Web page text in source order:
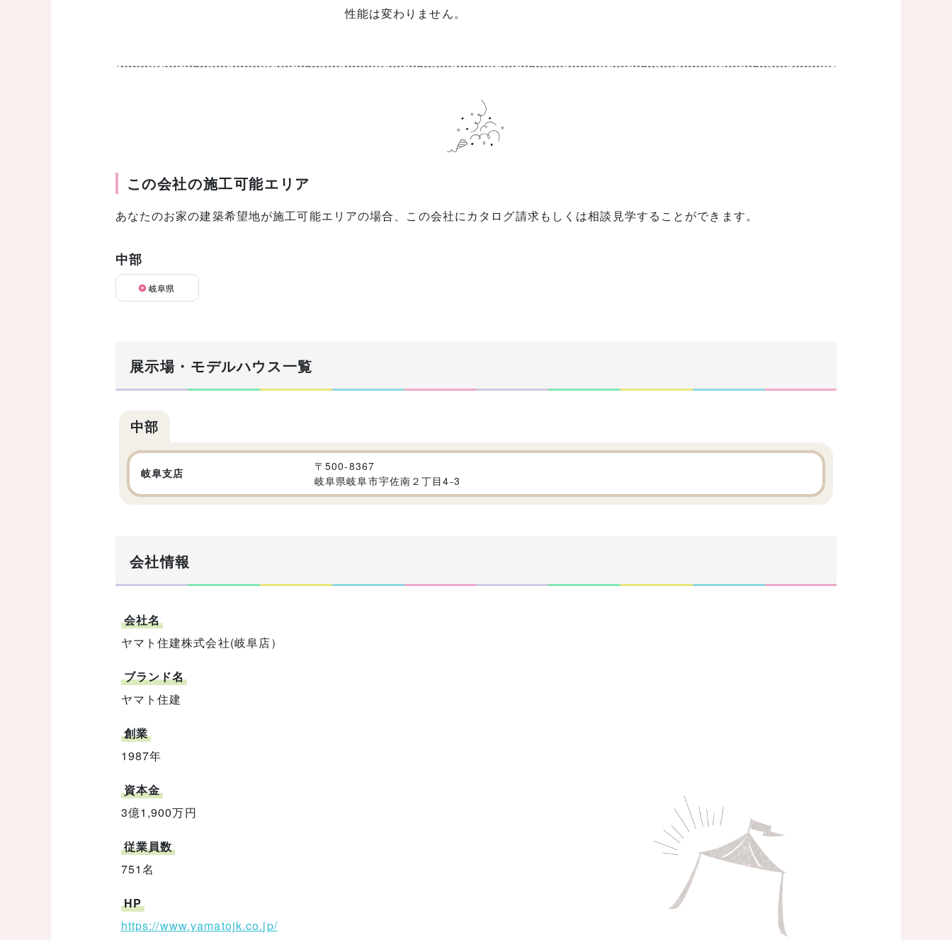
性能は変わりません。
この会社の施工可能エリア
あなたのお家の建築希望地が施工可能エリアの場合、この会社にカタログ請求もしくは相談見学することができます。
中部
岐阜県
展示場・モデルハウス一覧
中部
岐阜支店 〒500-8367
岐阜県岐阜市宇佐南２丁目4-3
会社情報
会社名
ヤマト住建株式会社(岐阜店）
ブランド名
ヤマト住建
創業
1987年
資本金
3億1,900万円
従業員数
751名
HP
https://www.yamatojk.co.jp/